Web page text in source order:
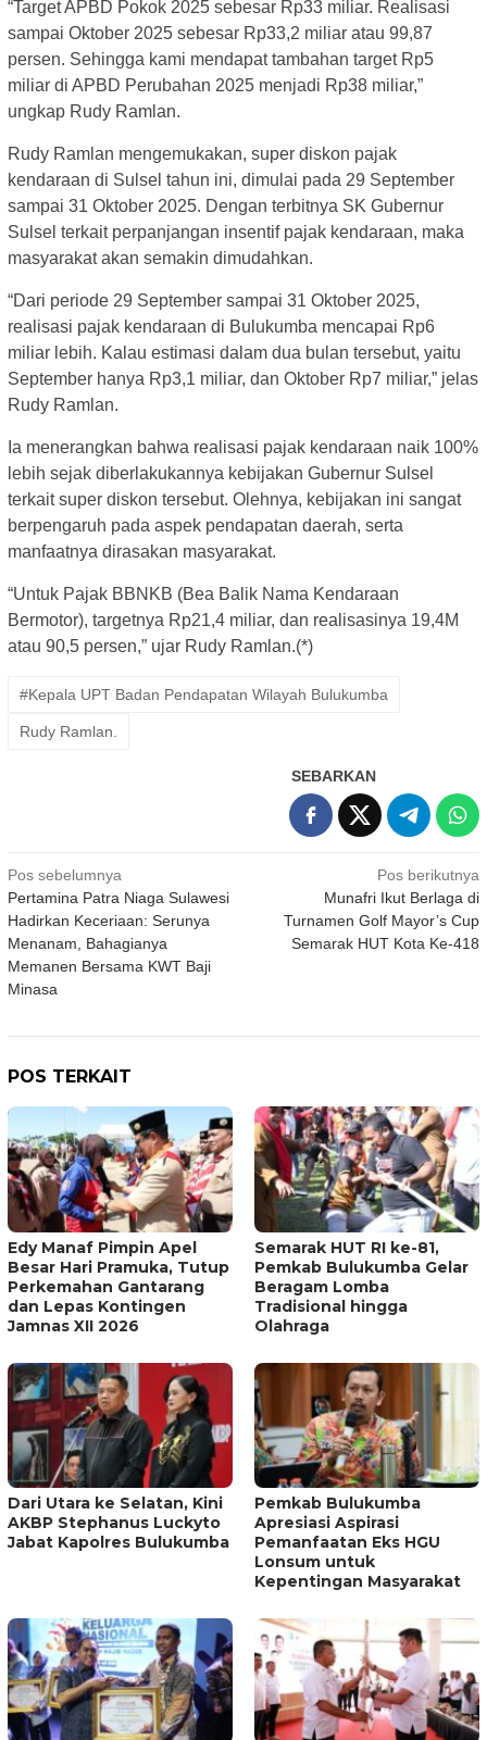
“Target APBD Pokok 2025 sebesar Rp33 miliar. Realisasi
sampai Oktober 2025 sebesar Rp33,2 miliar atau 99,87
persen. Sehingga kami mendapat tambahan target Rp5
miliar di APBD Perubahan 2025 menjadi Rp38 miliar,”
ungkap Rudy Ramlan.
Rudy Ramlan mengemukakan, super diskon pajak
kendaraan di Sulsel tahun ini, dimulai pada 29 September
sampai 31 Oktober 2025. Dengan terbitnya SK Gubernur
Sulsel terkait perpanjangan insentif pajak kendaraan, maka
masyarakat akan semakin dimudahkan.
“Dari periode 29 September sampai 31 Oktober 2025,
realisasi pajak kendaraan di Bulukumba mencapai Rp6
miliar lebih. Kalau estimasi dalam dua bulan tersebut, yaitu
September hanya Rp3,1 miliar, dan Oktober Rp7 miliar,” jelas
Rudy Ramlan.
Ia menerangkan bahwa realisasi pajak kendaraan naik 100%
lebih sejak diberlakukannya kebijakan Gubernur Sulsel
terkait super diskon tersebut. Olehnya, kebijakan ini sangat
berpengaruh pada aspek pendapatan daerah, serta
manfaatnya dirasakan masyarakat.
“Untuk Pajak BBNKB (Bea Balik Nama Kendaraan
Bermotor), targetnya Rp21,4 miliar, dan realisasinya 19,4M
atau 90,5 persen,” ujar Rudy Ramlan.(*)
#Kepala UPT Badan Pendapatan Wilayah Bulukumba
Rudy Ramlan.
SEBARKAN
Navigasi
pos
Pos sebelumnya
Pertamina Patra Niaga Sulawesi
Hadirkan Keceriaan: Serunya
Menanam, Bahagianya
Memanen Bersama KWT Baji
Minasa
Pos berikutnya
Munafri Ikut Berlaga di
Turnamen Golf Mayor’s Cup
Semarak HUT Kota Ke-418
POS TERKAIT
Edy Manaf Pimpin Apel
Besar Hari Pramuka, Tutup
Perkemahan Gantarang
dan Lepas Kontingen
Jamnas XII 2026
Semarak HUT RI ke-81,
Pemkab Bulukumba Gelar
Beragam Lomba
Tradisional hingga
Olahraga
Dari Utara ke Selatan, Kini
AKBP Stephanus Luckyto
Jabat Kapolres Bulukumba
Pemkab Bulukumba
Apresiasi Aspirasi
Pemanfaatan Eks HGU
Lonsum untuk
Kepentingan Masyarakat